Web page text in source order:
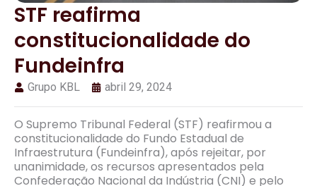
STF reafirma
constitucionalidade do
Fundeinfra
Grupo KBL abril 29, 2024
O Supremo Tribunal Federal (STF) reafirmou a
constitucionalidade do Fundo Estadual de
Infraestrutura (Fundeinfra), após rejeitar, por
unanimidade, os recursos apresentados pela
Confederação Nacional da Indústria (CNI) e pelo